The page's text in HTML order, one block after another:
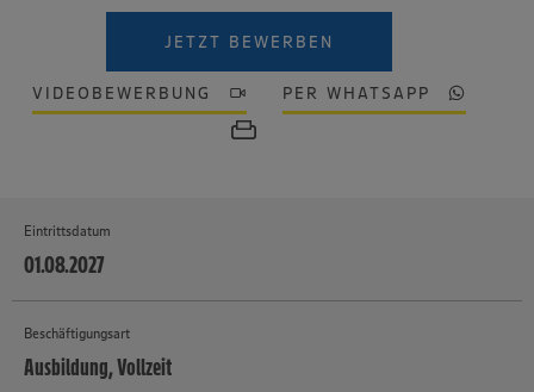
JETZT BEWERBEN
VIDEOBEWERBUNG PER WHATSAPP
Eintrittsdatum
01.08.2027
Beschäftigungsart
Ausbildung, Vollzeit